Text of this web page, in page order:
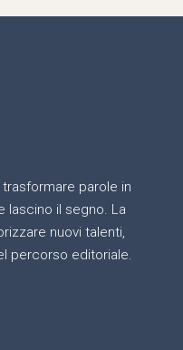
parole in
lascino il segno. La
nuovi talenti,
percorso editoriale.